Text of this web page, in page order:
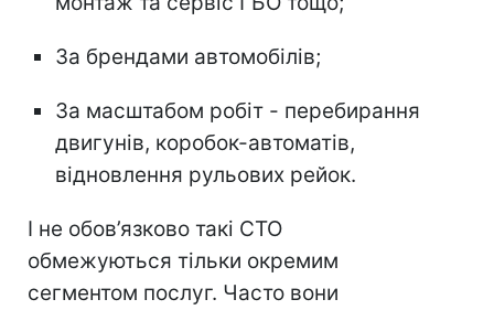
За брендами автомобілів;
За масштабом робіт - перебирання
двигунів, коробок-автоматів,
відновлення рульових рейок.
І не обов’язково такі СТО
обмежуються тільки окремим
сегментом послуг. Часто вони